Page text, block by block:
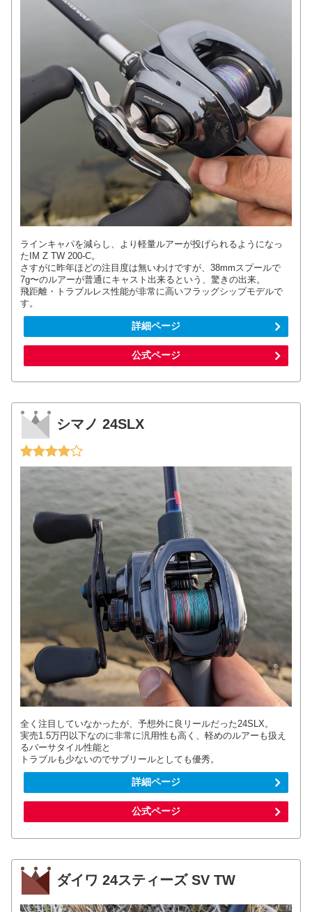
ラインキャパを減らし、より軽量ルアーが投げられるようになっ
たIM Z TW 200-C。
さすがに昨年ほどの注目度は無いわけですが、38mmスプールで
7g〜のルアーが普通にキャスト出来るという、驚きの出来。
飛距離・トラブルレス性能が非常に高いフラッグシップモデルで
す。
詳細ページ
公式ページ
シマノ 24SLX
全く注目していなかったが、予想外に良リールだった24SLX。
実売1.5万円以下なのに非常に汎用性も高く、軽めのルアーも扱え
るバーサタイル性能と
トラブルも少ないのでサブリールとしても優秀。
詳細ページ
公式ページ
ダイワ 24スティーズ SV TW